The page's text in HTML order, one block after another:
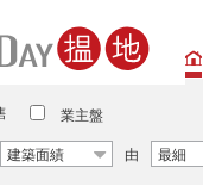
業主盤
建築面績 由 最細